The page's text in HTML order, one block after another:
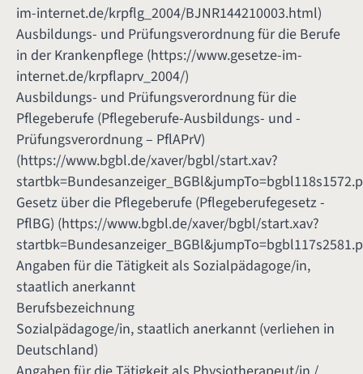
im-internet.de/krpflg_2004/BJNR144210003.html)
Ausbildungs- und Prüfungsverordnung für die Berufe
in der Krankenpflege (https://www.gesetze-im-
internet.de/krpflaprv_2004/)
Ausbildungs- und Prüfungsverordnung für die
Pflegeberufe (Pflegeberufe-Ausbildungs- und -
Prüfungsverordnung – PflAPrV)
(https://www.bgbl.de/xaver/bgbl/start.xav?
Gesetz über die Pflegeberufe (Pflegeberufegesetz -
PflBG) (https://www.bgbl.de/xaver/bgbl/start.xav?
Angaben für die Tätigkeit als Sozialpädagoge/in,
staatlich anerkannt
Berufsbezeichnung
Sozialpädagoge/in, staatlich anerkannt (verliehen in
Deutschland)